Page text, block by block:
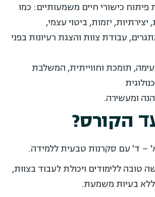
כישורי חיים משמעותיים: כמו
יזמות, ביטוי עצמי,
עבודת צוות והצגת רעיונות בפני
תומכת וחווייתית, המשלבת
ומעשירה.
הקורס?
– ד' עם סקרנות טבעית ללמידה.
טובה ללימודים ויכולת לעבוד בצוות,
בעיות משמעת.